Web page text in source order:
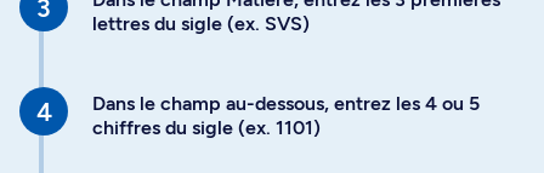
lettres du sigle (ex. SVS)
Dans le champ au-dessous, entrez les 4 ou 5
chiffres du sigle (ex. 1101)